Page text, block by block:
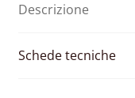
Descrizione
Schede tecniche